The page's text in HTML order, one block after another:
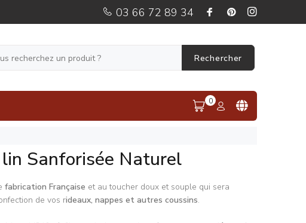
03 66 72 89 34
Rechercher
0
Sanforisée Naturel
fabrication Française et au toucher doux et souple qui sera
de vos rideaux, nappes et autres coussins.